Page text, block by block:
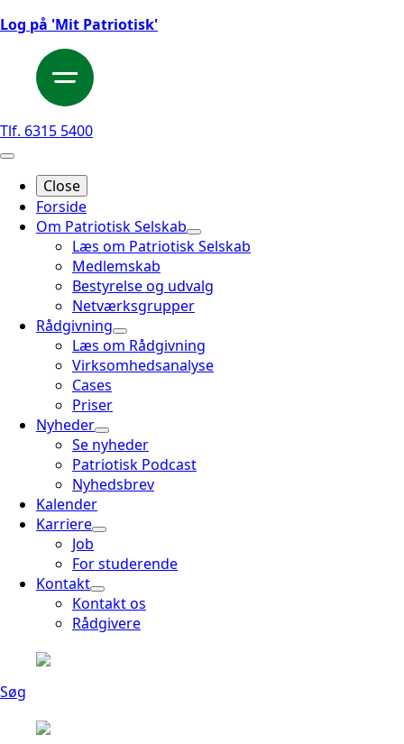
Log på 'Mit Patriotisk'
Tlf. 6315 5400
Close
Forside
Om Patriotisk Selskab
Læs om Patriotisk Selskab
Medlemskab
Bestyrelse og udvalg
Netværksgrupper
Rådgivning
Læs om Rådgivning
Virksomhedsanalyse
Cases
Priser
Nyheder
Se nyheder
Patriotisk Podcast
Nyhedsbrev
Kalender
Karriere
Job
For studerende
Kontakt
Kontakt os
Rådgivere
Søg